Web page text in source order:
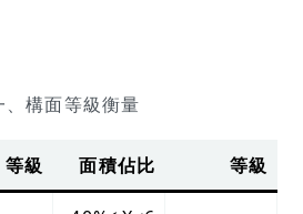
、構面等級衡量
等級 面積佔比 等級